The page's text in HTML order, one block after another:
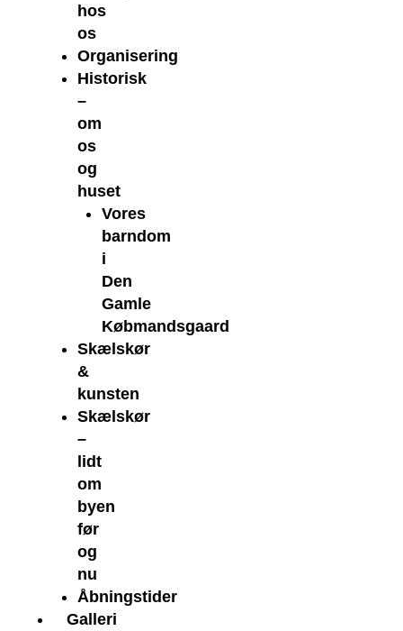
hos
os
Organisering
Historisk
–
om
os
og
huset
Vores
barndom
i
Den
Gamle
Købmandsgaard
Skælskør
&
kunsten
Skælskør
–
lidt
om
byen
før
og
nu
Åbningstider
Galleri